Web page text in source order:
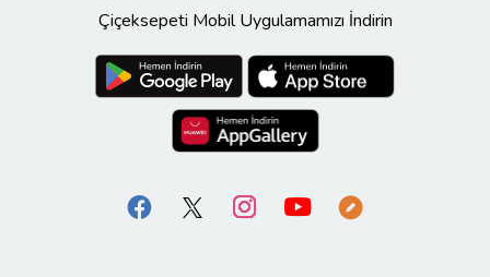
Çiçeksepeti Mobil Uygulamamızı İndirin